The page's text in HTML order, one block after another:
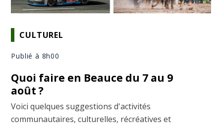
CULTUREL
Publié à 8h00
Quoi faire en Beauce du 7 au 9
août ?
Voici quelques suggestions d'activités
communautaires, culturelles, récréatives et